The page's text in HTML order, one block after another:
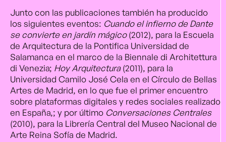
Junto con las publicaciones también ha producido
los siguientes eventos: Cuando el infierno de Dante
se convierte en jardín mágico(2012), para la Escuela
de Arquitectura de la Pontifica Universidad de
Salamanca en el marco de la Biennale di Architettura
di Venezia; Hoy Arquitectura(2011), para la
Universidad Camilo José Cela en el Círculo de Bellas
Artes de Madrid, en lo que fue el primer encuentro
sobre plataformas digitales y redes sociales realizado
en España,; y por último Conversaciones Centrales
(2010), para la Librería Central del Museo Nacional de
Arte Reina Sofía de Madrid.